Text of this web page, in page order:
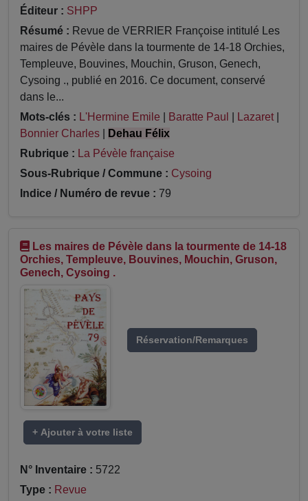
Éditeur : SHPP
Résumé : Revue de VERRIER Françoise intitulé Les
maires de Pévèle dans la tourmente de 14-18 Orchies,
Templeuve, Bouvines, Mouchin, Gruson, Genech,
Cysoing ., publié en 2016. Ce document, conservé
dans le...
Mots-clés : L'Hermine Emile Baratte Paul Lazaret
Bonnier Charles
Dehau Félix
Rubrique : La Pévèle française
Sous-Rubrique / Commune : Cysoing
Indice / Numéro de revue : 79
Les maires de Pévèle dans la tourmente de 14-18
Orchies, Templeuve, Bouvines, Mouchin, Gruson,
Genech, Cysoing .
Réservation/Remarques
+ Ajouter à votre liste
N° Inventaire : 5722
Type : Revue